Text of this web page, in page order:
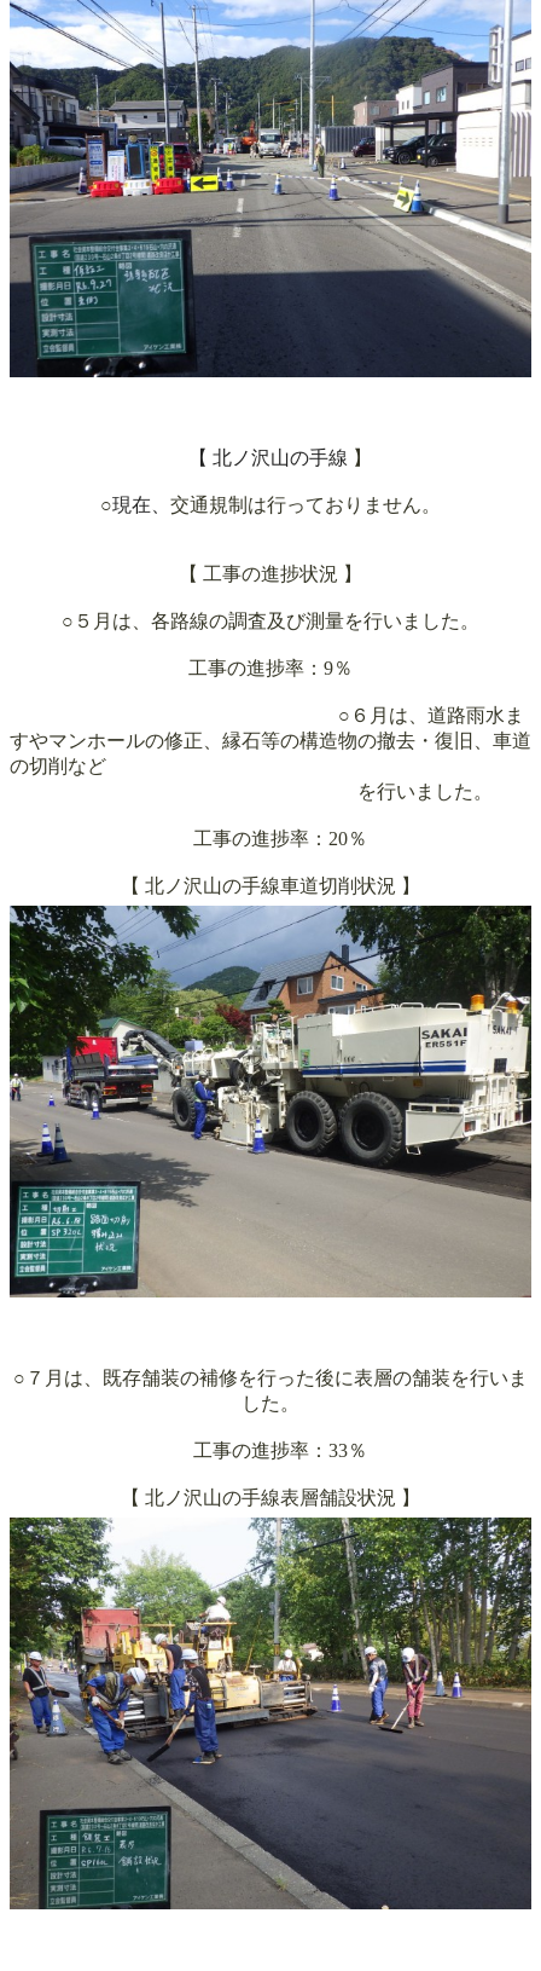
【 北ノ沢山の手線 】
○現在、 交通規制は行っておりません。
【 工事の進捗状況 】
○５月は、各路線の調査及び測量を行いました。
工事の進捗率：9％
○６月は、道路雨水ま
すやマンホールの修正、縁石等の構造物の撤去・復旧、車道
の切削など
を行いました。
工事の進捗率：20％
【 北ノ沢山の手線車道切削状況 】
○７月は、既存舗装の補修を行った後に表層の舗装を行いま
した。
工事の進捗率：33％
【 北ノ沢山の手線表層舗設状況 】